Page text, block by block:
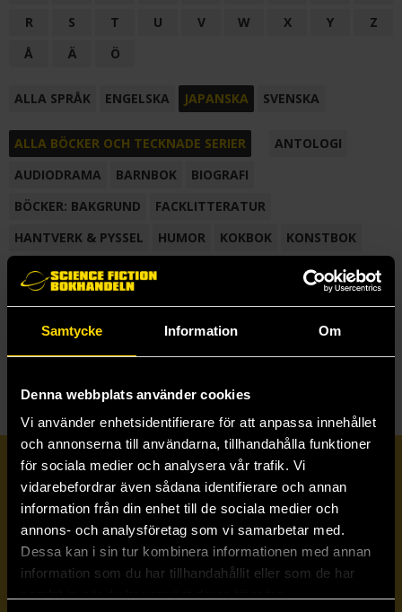
Samtycke Information Om
Denna webbplats använder cookies
Vi använder enhetsidentifierare för att anpassa innehållet
och annonserna till användarna, tillhandahålla funktioner
för sociala medier och analysera vår trafik. Vi
vidarebefordrar även sådana identifierare och annan
information från din enhet till de sociala medier och
annons- och analysföretag som vi samarbetar med.
Dessa kan i sin tur kombinera informationen med annan
information som du har tillhandahållit eller som de har
R
S T U V W X Y
Z
Å
Ä Ö
ALLA SPRÅK ENGELSKA JAPANSKA SVENSKA
ALLA BÖCKER OCH TECKNADE SERIER
ANTOLOGI
AUDIODRAMA
BARNBOK
BIOGRAFI
BÖCKER: BAKGRUND
FACKLITTERATUR
HANTVERK & PYSSEL
HUMOR KOKBOK
KONSTBOK
KORTROMAN
LÄROBOK
NOVELL
SAMLINGSVOLYM
TECKNA & MÅLA TECKNAD SERIE
Prenumerera på vårt nyhetsbrev
Veckobrevet
Skicka